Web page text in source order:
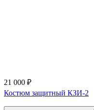
21 000 ₽
Костюм защитный КЗИ-2